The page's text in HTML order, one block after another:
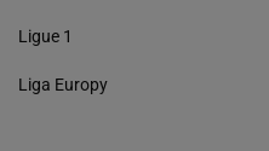
Ligue 1
Liga Europy